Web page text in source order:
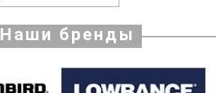
Наши бренды